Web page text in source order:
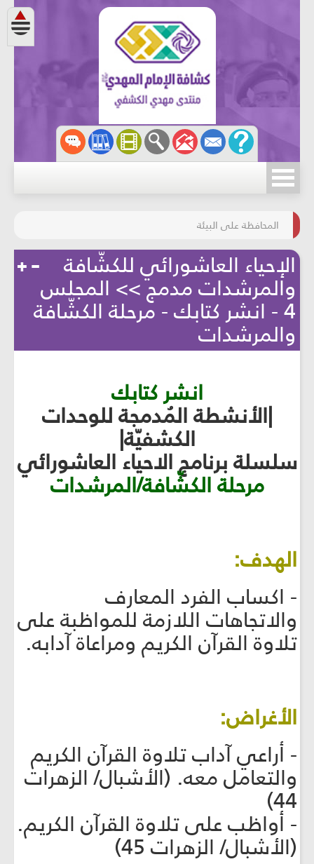
مسابقة الركب الحسينيّ
المحافظة على البيئة
الإحياء العاشورائي للكشّافة
والمرشدات مدمج >> المجلس
4 - انشر كتابك - مرحلة الكشّافة
والمرشدات
انشر كتابك
|الأنشطة المُدمجة للوحدات
الكشفيّة|
سلسلة برنامج الاحياء العاشورائي
مرحلة الكشّافة/المرشدات
الهدف:
- اكساب الفرد المعارف
والاتجاهات اللازمة للمواظبة على
تلاوة القرآن الكريم ومراعاة آدابه.
الأغراض:
- أراعي آداب تلاوة القرآن الكريم
والتعامل معه. (الأشبال/ الزهرات
44)
- أواظب على تلاوة القرآن الكريم.
(الأشبال/ الزهرات 45)